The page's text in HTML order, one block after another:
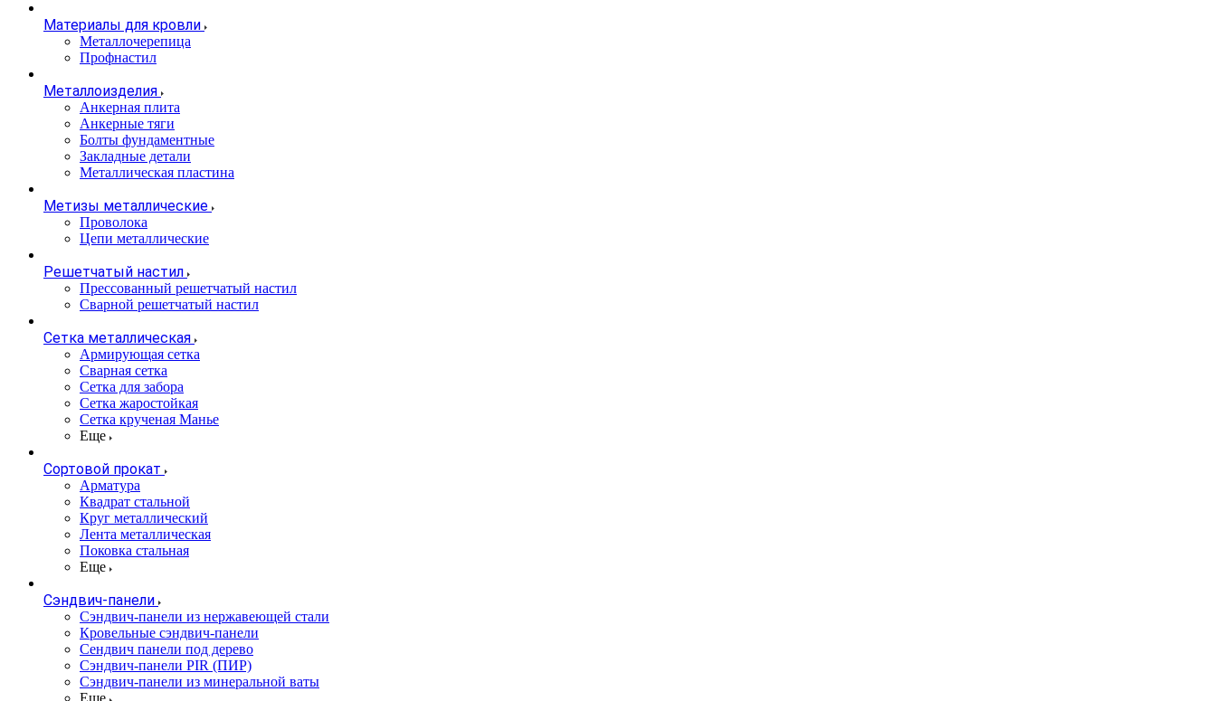
Материалы для кровли
Металлочерепица
Профнастил
Металлоизделия
Анкерная плита
Анкерные тяги
Болты фундаментные
Закладные детали
Металлическая пластина
Метизы металлические
Проволока
Цепи металлические
Решетчатый настил
Прессованный решетчатый настил
Сварной решетчатый настил
Сетка металлическая
Армирующая сетка
Сварная сетка
Сетка для забора
Сетка жаростойкая
Сетка крученая Манье
Еще
Сортовой прокат
Арматура
Квадрат стальной
Круг металлический
Лента металлическая
Поковка стальная
Еще
Сэндвич-панели
Cэндвич-панели из нержавеющей стали
Кровельные сэндвич-панели
Сендвич панели под дерево
Сэндвич-панели PIR (ПИР)
Сэндвич-панели из минеральной ваты
Еще